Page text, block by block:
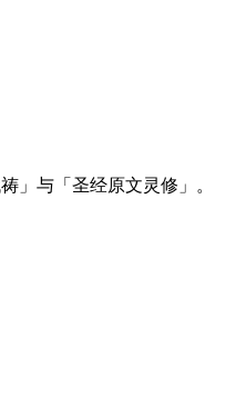
」与「圣经原文灵修」。